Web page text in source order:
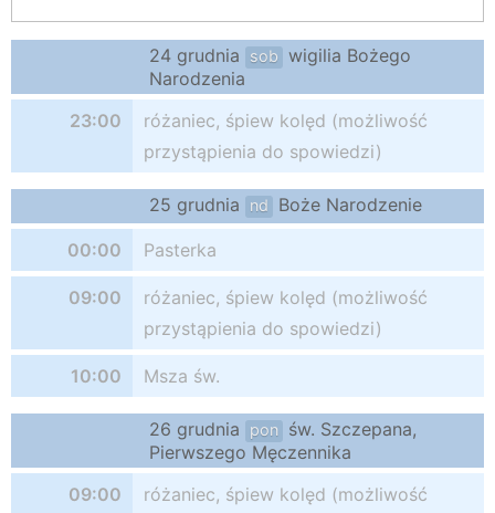
24 grudnia sob wigilia Bożego
Narodzenia
23:00
różaniec, śpiew kolęd (możliwość
przystąpienia do spowiedzi)
25 grudnia nd Boże Narodzenie
00:00 Pasterka
09:00
różaniec, śpiew kolęd (możliwość
przystąpienia do spowiedzi)
10:00 Msza św.
26 grudnia pon
św. Szczepana,
Pierwszego Męczennika
09:00
różaniec, śpiew kolęd (możliwość